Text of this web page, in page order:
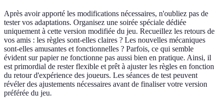
Après avoir apporté les modifications nécessaires, n'oubliez pas de
tester vos adaptations. Organisez une soirée spéciale dédiée
uniquement à cette version modifiée du jeu. Recueillez les retours de
vos amis : les règles sont-elles claires ? Les nouvelles mécaniques
sont-elles amusantes et fonctionnelles ? Parfois, ce qui semble
évident sur papier ne fonctionne pas aussi bien en pratique. Ainsi, il
est primordial de rester flexible et prêt à ajuster les règles en fonction
du retour d'expérience des joueurs. Les séances de test peuvent
révéler des ajustements nécessaires avant de finaliser votre version
préférée du jeu.